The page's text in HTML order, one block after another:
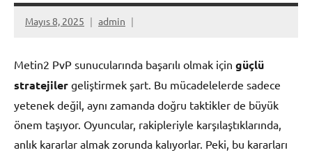
Mayıs 8, 2025 admin
Metin2 PvP sunucularında başarılı olmak için güçlü
stratejiler geliştirmek şart. Bu mücadelelerde sadece
yetenek değil, aynı zamanda doğru taktikler de büyük
önem taşıyor. Oyuncular, rakipleriyle karşılaştıklarında,
anlık kararlar almak zorunda kalıyorlar. Peki, bu kararları